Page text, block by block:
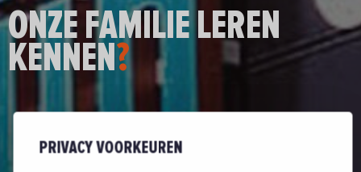
PRIVACY VOORKEUREN
ONZE FAMILIE LEREN
KENNEN?